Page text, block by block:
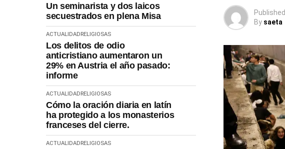
Un seminarista y dos laicos
secuestrados en plena Misa
ACTUALIDADRELIGIOSAS
Los delitos de odio
anticristiano aumentaron un
29% en Austria el año pasado:
informe
ACTUALIDADRELIGIOSAS
Cómo la oración diaria en latín
ha protegido a los monasterios
franceses del cierre.
ACTUALIDADRELIGIOSAS
Published
By saeta